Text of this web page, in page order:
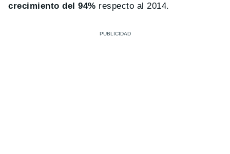
crecimiento del 94% respecto al 2014.